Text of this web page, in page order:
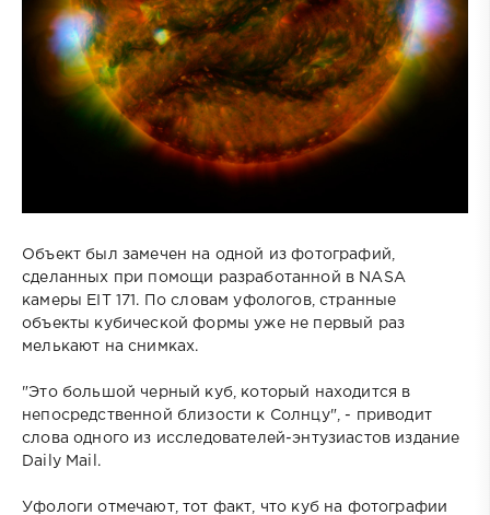
Объект был замечен на одной из фотографий,
сделанных при помощи разработанной в NASA
камеры EIT 171. По словам уфологов, странные
объекты кубической формы уже не первый раз
мелькают на снимках.
"Это большой черный куб, который находится в
непосредственной близости к Солнцу", - приводит
слова одного из исследователей-энтузиастов издание
Daily Mail.
Уфологи отмечают, тот факт, что куб на фотографии